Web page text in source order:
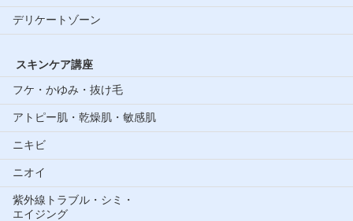
デリケートゾーン
スキンケア講座
フケ・かゆみ・抜け毛
アトピー肌・乾燥肌・敏感肌
ニキビ
ニオイ
紫外線トラブル・シミ・
エイジング